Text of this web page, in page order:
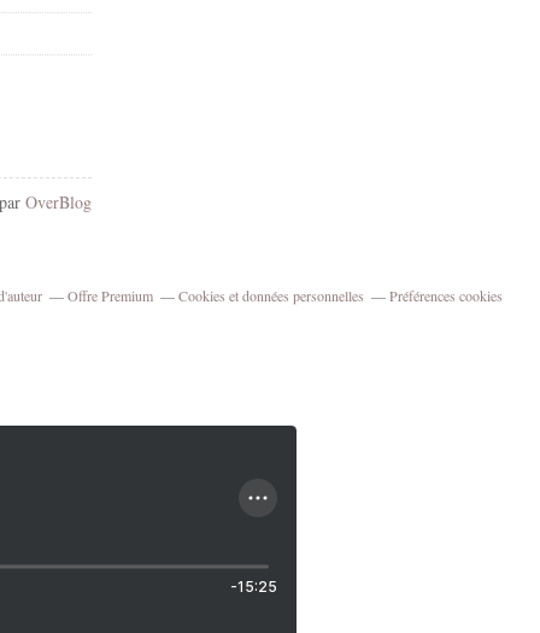
OverBlog
Offre Premium Cookies et données personnelles Préférences cookies
-15:25